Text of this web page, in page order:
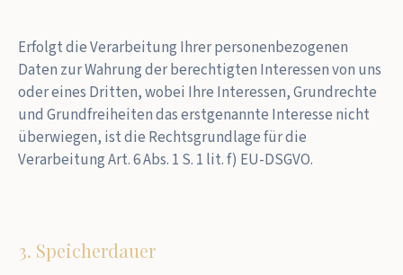
Erfolgt die Verarbeitung Ihrer personenbezogenen
Daten zur Wahrung der berechtigten Interessen von uns
oder eines Dritten, wobei Ihre Interessen, Grundrechte
und Grundfreiheiten das erstgenannte Interesse nicht
überwiegen, ist die Rechtsgrundlage für die
Verarbeitung Art. 6 Abs. 1 S. 1 lit. f) EU-DSGVO.
3. Speicherdauer